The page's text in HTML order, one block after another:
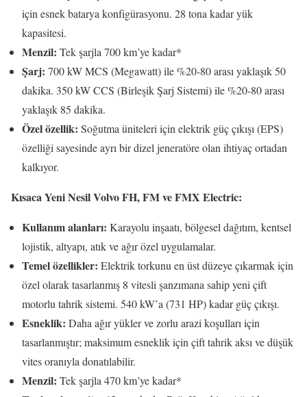
için esnek batarya konfigürasyonu. 28 tona kadar yük
kapasitesi.
Menzil: Tek şarjla 700 km’ye kadar*
Şarj: 700 kW MCS (Megawatt) ile %20-80 arası yaklaşık 50
dakika. 350 kW CCS (Birleşik Şarj Sistemi) ile %20-80 arası
yaklaşık 85 dakika.
Özel özellik: Soğutma üniteleri için elektrik güç çıkışı (EPS)
özelliği sayesinde ayrı bir dizel jeneratöre olan ihtiyaç ortadan
kalkıyor.
Kısaca Yeni Nesil Volvo FH, FM ve FMX Electric:
Kullanım alanları: Karayolu inşaatı, bölgesel dağıtım, kentsel
lojistik, altyapı, atık ve ağır özel uygulamalar.
Temel özellikler: Elektrik torkunu en üst düzeye çıkarmak için
özel olarak tasarlanmış 8 vitesli şanzımana sahip yeni çift
motorlu tahrik sistemi. 540 kW’a (731 HP) kadar güç çıkışı.
Esneklik: Daha ağır yükler ve zorlu arazi koşulları için
tasarlanmıştır; maksimum esneklik için çift tahrik aksı ve düşük
vites oranıyla donatılabilir.
Menzil: Tek şarjla 470 km’ye kadar*